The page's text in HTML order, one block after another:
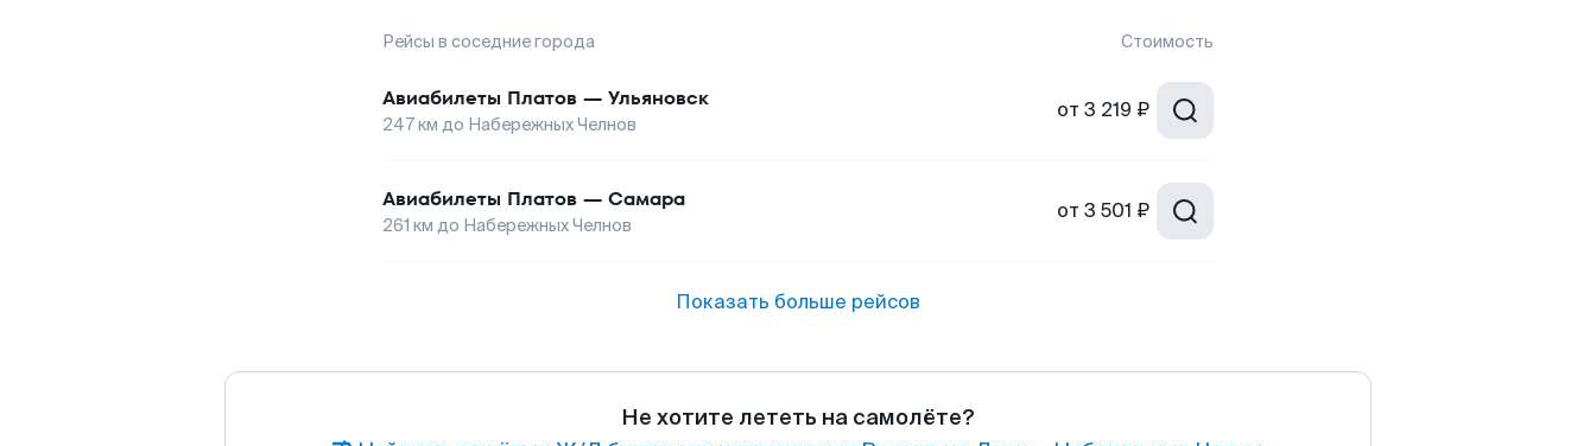
Рейсы в соседние города Стоимость
Авиабилеты Платов — Ульяновск
247км до Набережных Челнов
от 3 219 ₽
Авиабилеты Платов — Самара
261 км до Набережных Челнов
от 3 501 ₽
Показать больше рейсов
Не хотите лететь на самолёте?